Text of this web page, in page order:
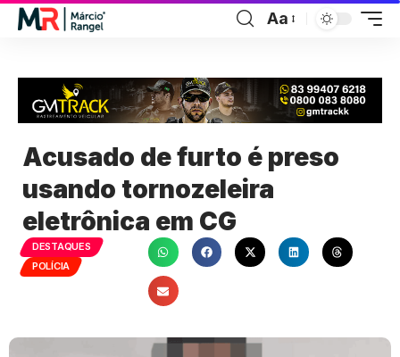
Aa
Acusado de furto é preso
usando tornozeleira
eletrônica em CG
DESTAQUES
POLÍCIA